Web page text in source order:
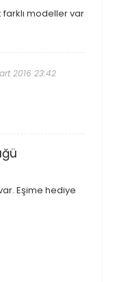
modeller var
2016 23:42
Eşime hediye